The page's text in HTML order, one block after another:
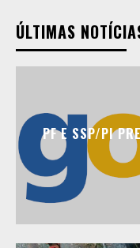
ÚLTIMAS
PF E SSP/PI